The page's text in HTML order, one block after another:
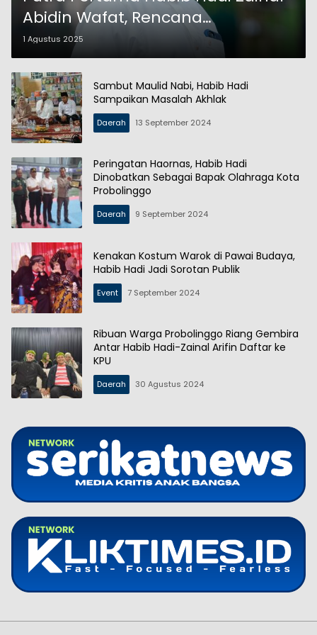
Abidin Wafat, Rencana
Dimakamkan Besok Siang
1 Agustus 2025
Sambut Maulid Nabi, Habib Hadi
Sampaikan Masalah Akhlak
Daerah 13 September 2024
Peringatan Haornas, Habib Hadi
Dinobatkan Sebagai Bapak Olahraga Kota
Probolinggo
Daerah 9 September 2024
Kenakan Kostum Warok di Pawai Budaya,
Habib Hadi Jadi Sorotan Publik
Event 7 September 2024
Ribuan Warga Probolinggo Riang Gembira
Antar Habib Hadi-Zainal Arifin Daftar ke
KPU
Daerah 30 Agustus 2024